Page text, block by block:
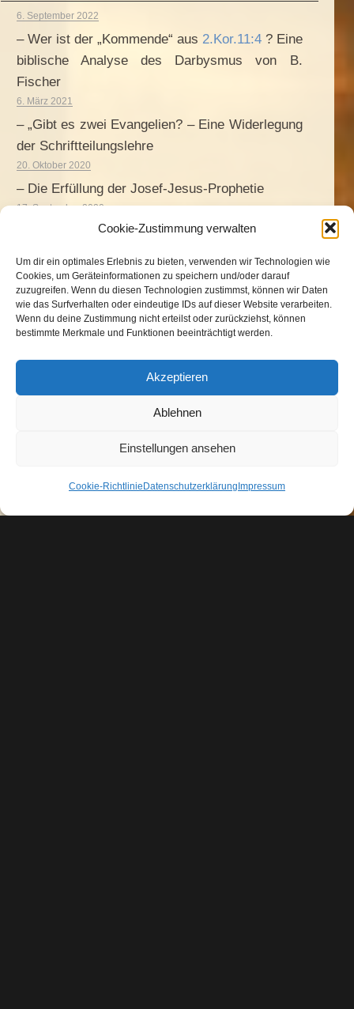
Cookie-Zustimmung verwalten
Um dir ein optimales Erlebnis zu bieten, verwenden wir Technologien wie
Cookies, um Geräteinformationen zu speichern und/oder darauf
zuzugreifen. Wenn du diesen Technologien zustimmst, können wir Daten
wie das Surfverhalten oder eindeutige IDs auf dieser Website verarbeiten.
Wenn du deine Zustimmung nicht erteilst oder zurückziehst, können
bestimmte Merkmale und Funktionen beeinträchtigt werden.
Akzeptieren
Ablehnen
Einstellungen ansehen
Cookie-RichtlinieDatenschutzerklärungImpressum
6. September 2022
– Wer ist der „Kommende“ aus 2.Kor.11:4? Eine
biblische Analyse des Darbysmus von B.
Fischer
6. März 2021
– „Gibt es zwei Evangelien? – Eine Widerlegung
der Schriftteilungslehre
20. Oktober 2020
– Die Erfüllung der Josef-Jesus-Prophetie
17. September 2020
– Die unglaubliche Geschichte der Natalia H.
– Was bedeutet „Von Ewigkeit zu Ewigkeit?“